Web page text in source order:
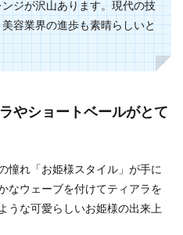
コツと注意点
いという人もいるでしょう。 せっかく
場について。親から子供へ渡
金の考え方
ジが沢山あります。現代の技
容業界の進歩も素晴らしいと
やショートベールがとて
憧れ「お姫様スタイル」が手に
なウェーブを付けてティアラを
うな可愛らしいお姫様の出来上